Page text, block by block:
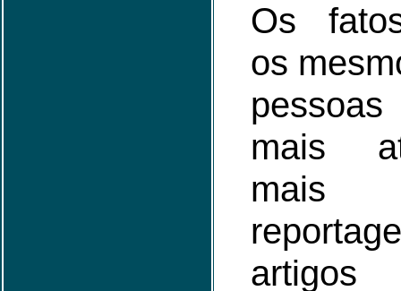
Os
os
mais
mais
artigos